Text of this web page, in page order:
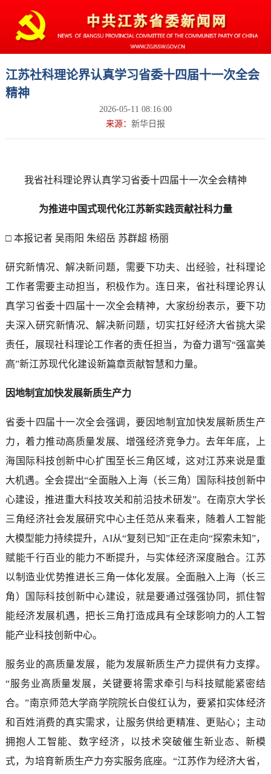
江苏社科理论界认真学习省委十四届十一次全会
精神
2026-05-11 08:16:00
来源： 新华日报
我省社科理论界认真学习省委十四届十一次全会精神
为推进中国式现代化江苏新实践贡献社科力量
□ 本报记者 吴雨阳 朱绍岳 苏群超 杨丽
研究新情况、解决新问题，需要下功夫、出经验，社科理论
工作者需要主动担当，积极作为。连日来，省社科理论界认
真学习省委十四届十一次全会精神，大家纷纷表示，要下功
夫深入研究新情况、解决新问题，切实扛好经济大省挑大梁
责任，展现社科理论工作者的责任担当，为奋力谱写“强富美
高”新江苏现代化建设新篇章贡献智慧和力量。
因地制宜加快发展新质生产力
省委十四届十一次全会强调，要因地制宜加快发展新质生产
力，着力推动高质量发展、增强经济竞争力。去年年底，上
海国际科技创新中心扩围至长三角区域，这对江苏来说是重
大机遇。全会提出“全面融入上海（长三角）国际科技创新中
心建设，推进重大科技攻关和前沿技术研发”。在南京大学长
三角经济社会发展研究中心主任范从来看来，随着人工智能
大模型能力持续提升，AI从“复刻已知”正在走向“探索未知”，
赋能千行百业的能力不断提升，与实体经济深度融合。江苏
以制造业优势推进长三角一体化发展。全面融入上海（长三
角）国际科技创新中心建设，就是要通过强强协同，抓住智
能经济发展机遇，把长三角打造成具有全球影响力的人工智
能产业科技创新中心。
服务业的高质量发展，能为发展新质生产力提供有力支撑。
“服务业高质量发展，关键要将需求牵引与科技赋能紧密结
合。”南京师范大学商学院院长白俊红认为，要紧扣实体经济
和百姓消费的真实需求，让服务供给更精准、更贴心；主动
拥抱人工智能、数字经济，以技术突破催生新业态、新模
式，为培育新质生产力夯实服务底座。“江苏作为经济大省，